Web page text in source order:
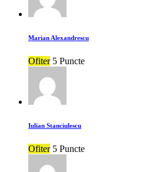
Marian Alexandrescu
Ofiter 5 Puncte
Iulian Stanciulescu
Ofiter 5 Puncte